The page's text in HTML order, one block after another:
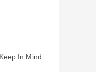
In Mind